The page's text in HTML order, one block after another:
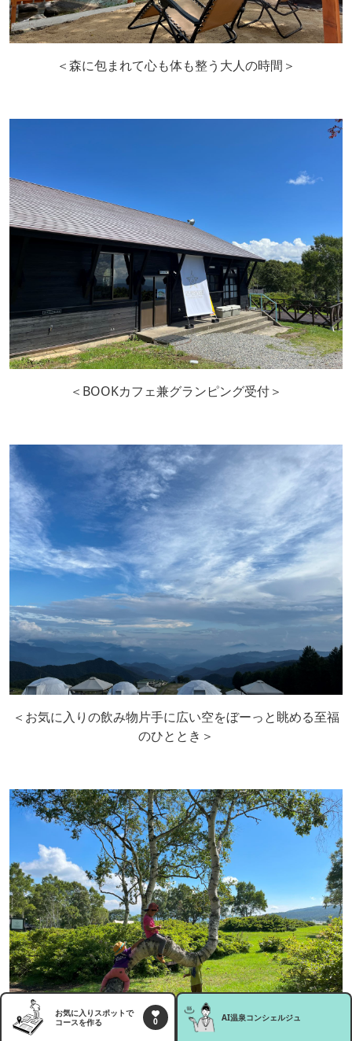
＜森に包まれて心も体も整う大人の時間＞
＜BOOKカフェ兼グランピング受付＞
＜お気に入りの飲み物片手に広い空をぼーっと眺める至福
のひととき＞
お気に入りスポットで
コースを作る
0 AI温泉コンシェルジュ